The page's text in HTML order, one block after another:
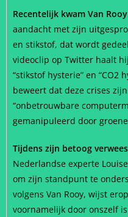
Recentelijk kwam Van Rooy
aandacht met zijn
en stikstof, dat wordt
videoclip op Twitter haalt
“stikstof hysterie” en “CO2
beweert dat deze crises
“onbetrouwbare
gemanipuleerd door
Tijdens zijn betoog
Nederlandse experte
om zijn standpunt te
volgens Van Rooy, wijst
voornamelijk door onszelf